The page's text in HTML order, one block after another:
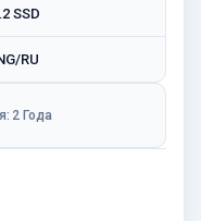
SSD
RU
2 Года